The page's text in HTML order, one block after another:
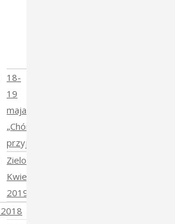
18-
19
maja
„Chór
przyjechał”
Zielony
Kwiecień
2019